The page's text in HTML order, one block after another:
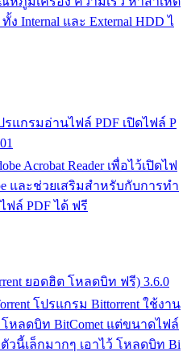
Internal และ External HDD ไ
ปรแกรมอ่านไฟล์ PDF เปิดไฟล์ P
Acrobat Reader เพื่อไว้เปิดไฟ
และช่วยเสริมสำหรับกับการทำ
ฟล์ PDF ได้ ฟรี
ยอดฮิต โหลดบิท ฟรี) 3.6.0
โปรแกรม Bittorrent ใช้งาน
หลดบิท BitComet แต่ขนาดไฟล์
วนี้เล็กมากๆ เอาไว้ โหลดบิท Bi